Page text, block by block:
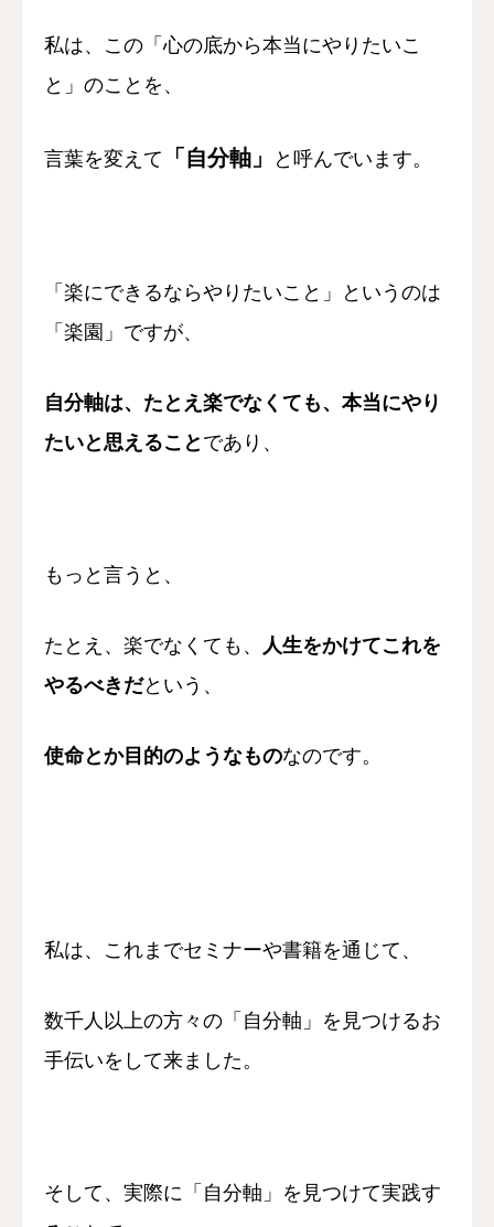
私は、この 「心の底から本当にやりたいこ
と」 のことを、
言葉を変えて 「自分軸」 と呼んでいます。
「楽にできるならやりたいこと」
というのは
「楽園」ですが、
自分軸は、 たとえ楽でなくても、 本当にやり
たいと思えること であり、
もっと言うと、
たとえ、楽でなくても、
人生をかけてこれを
やるべきだという、
使命とか目的のようなものなのです。
私は、これまでセミナーや書籍を通じて、
数千人以上の方々の「自分軸」を 見つけるお
手伝いをして来ました。
そして、実際に「自分軸」を見つけて実践す